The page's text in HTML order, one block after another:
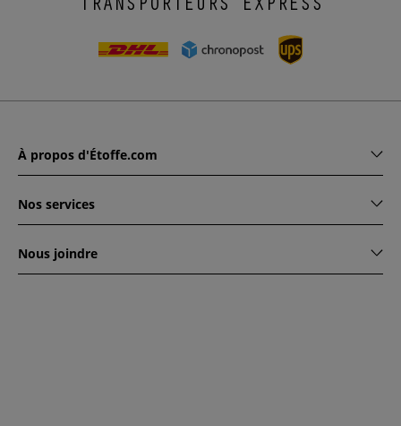
TRANSPORTEURS EXPRESS
À propos d'Étoffe.com
Nos services
Nous joindre